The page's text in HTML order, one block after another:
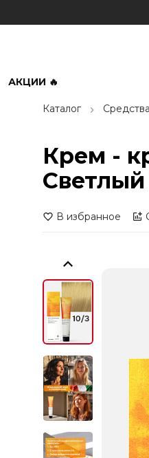
АКЦИИ 🔥
Каталог
Крем -
В избранное